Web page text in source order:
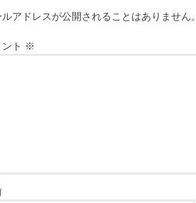
ルアドレスが公開されることはありません。
ト ※